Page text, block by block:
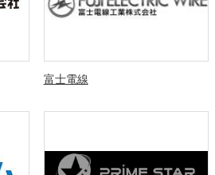
富士電線